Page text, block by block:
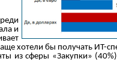
и
хотели бы получать
из сферы «Закупки»